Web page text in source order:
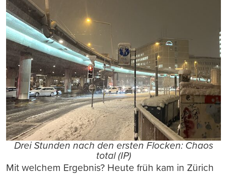
Drei Stunden nach den ersten Flocken: Chaos
total (IP)
Mit welchem Ergebnis? Heute früh kam in Zürich